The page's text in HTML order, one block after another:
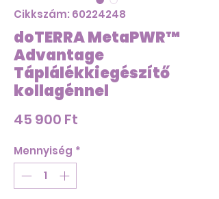
Cikkszám: 60224248
doTERRA MetaPWR™
Advantage
Táplálékkiegészítő
kollagénnel
45 900 Ft
Mennyiség *